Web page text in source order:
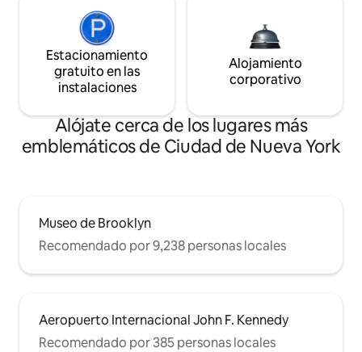
Estacionamiento
gratuito en las
instalaciones
Alojamiento
corporativo
Alójate cerca de los lugares más
emblemáticos de Ciudad de Nueva York
Museo de Brooklyn
Recomendado por 9,238 personas locales
Aeropuerto Internacional John F. Kennedy
Recomendado por 385 personas locales